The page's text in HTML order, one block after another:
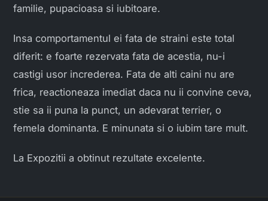
familie, pupacioasa si iubitoare.
Insa comportamentul ei fata de straini este total
diferit: e foarte rezervata fata de acestia, nu-i
castigi usor increderea. Fata de alti caini nu are
frica, reactioneaza imediat daca nu ii convine ceva,
stie sa ii puna la punct, un adevarat terrier, o
femela dominanta. E minunata si o iubim tare mult.
La Expozitii a obtinut rezultate excelente.